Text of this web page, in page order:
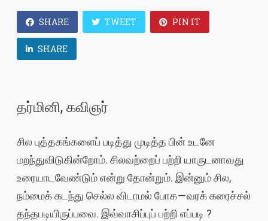
SHARE TWEET PIN IT
SHARE
தர்மினி, கவிஞர்
சில புத்தகங்களைப் படித்து முடித்த பின் உடனே
மறந்துவிடுகின்றோம். சிலவற்றைப் பற்றி யாருடனாவது
உரையாடவேண்டும் என்று தோன்றும். இன்னும் சில,
நம்மைக் கடந்து செல்ல விடாமல் போக — வரக் கரைச்சல்
தந்தபடியிருப்பவை. இவ்வாசிப்புப் பற்றி எப்படி ?